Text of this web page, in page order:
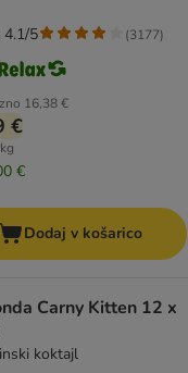
16,38 €
€
€
4.1/5 (3177)
Dodaj v košarico
Carny Kitten 12 x
koktajl